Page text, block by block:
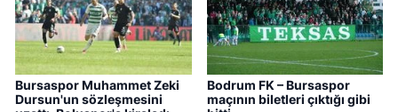
Bursaspor Muhammet Zeki
Dursun'un sözleşmesini
Bodrum FK – Bursaspor
maçının biletleri çıktığı gibi